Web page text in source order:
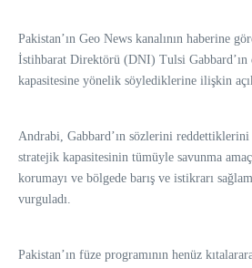
Pakistan’ın Geo News kanalının haberine
İstihbarat Direktörü (DNI) Tulsi Gabbard’ın
kapasitesine yönelik söylediklerine ilişkin
Andrabi, Gabbard’ın sözlerini reddettiklerini
stratejik kapasitesinin tümüyle savunma
korumayı ve bölgede barış ve istikrarı
vurguladı.
Pakistan’ın füze programının henüz